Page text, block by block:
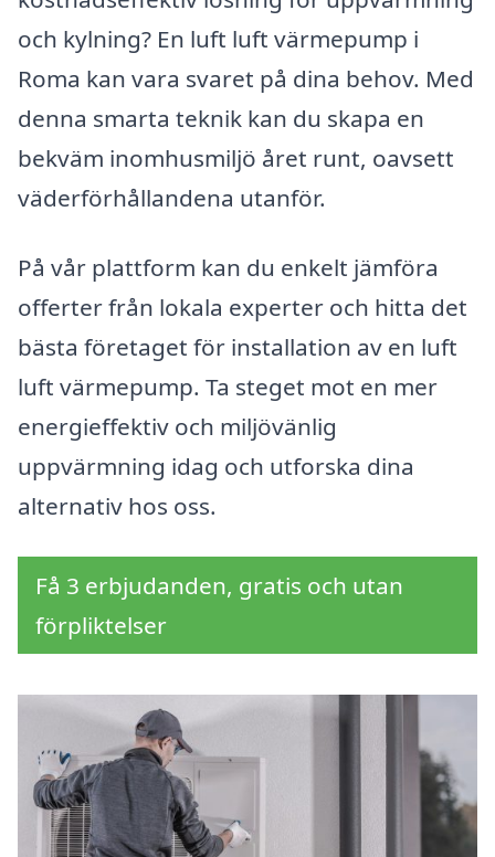
och kylning? En luft luft värmepump i
Roma kan vara svaret på dina behov. Med
denna smarta teknik kan du skapa en
bekväm inomhusmiljö året runt, oavsett
väderförhållandena utanför.
På vår plattform kan du enkelt jämföra
offerter från lokala experter och hitta det
bästa företaget för installation av en luft
luft värmepump. Ta steget mot en mer
energieffektiv och miljövänlig
uppvärmning idag och utforska dina
alternativ hos oss.
Få 3 erbjudanden, gratis och utan
förpliktelser